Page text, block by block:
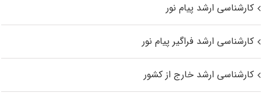
کارشناسی ارشد پیام نور
کارشناسی ارشد فراگیر پیام نور
کارشناسی ارشد خارج از کشور